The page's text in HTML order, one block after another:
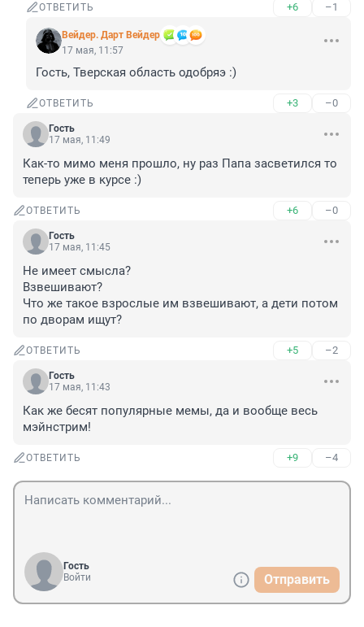
ОТВЕТИТЬ +6 –1
Вейдер. Дарт Вейдер
17 мая, 11:57
Гость, Тверская область одобряэ :)
ОТВЕТИТЬ +3 –0
Гость
17 мая, 11:49
Как-то мимо меня прошло, ну раз Папа засветился то
теперь уже в курсе :)
ОТВЕТИТЬ +6 –0
Гость
17 мая, 11:45
Не имеет смысла?
Взвешивают?
Что же такое взрослые им взвешивают, а дети потом
по дворам ищут?
ОТВЕТИТЬ +5 –2
Гость
17 мая, 11:43
Как же бесят популярные мемы, да и вообще весь
мэйнстрим!
ОТВЕТИТЬ +9 –4
Гость
Войти
Отправить